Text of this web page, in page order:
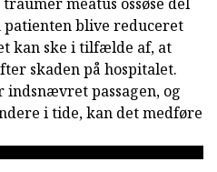
patienten blive reduceret
kan ske i tilfælde af, at
skaden på hospitalet.
passagen, og
i tide, kan det medføre